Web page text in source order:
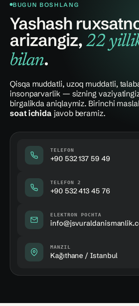
BUGUN BOSHLANG
Yashash
arizangiz, 22
bilan.
Qisqa muddatli, uzoq muddatli,
insonparvarlik — sizning
birgalikda aniqlaymiz. Birinchi
soat ichida javob beramiz.
TELEFON
+90 532 137 59 49
TELEFON 2
+90 532 413 45 76
ELEKTRON POCHTA
MANZIL
Kağıthane / Istanbul